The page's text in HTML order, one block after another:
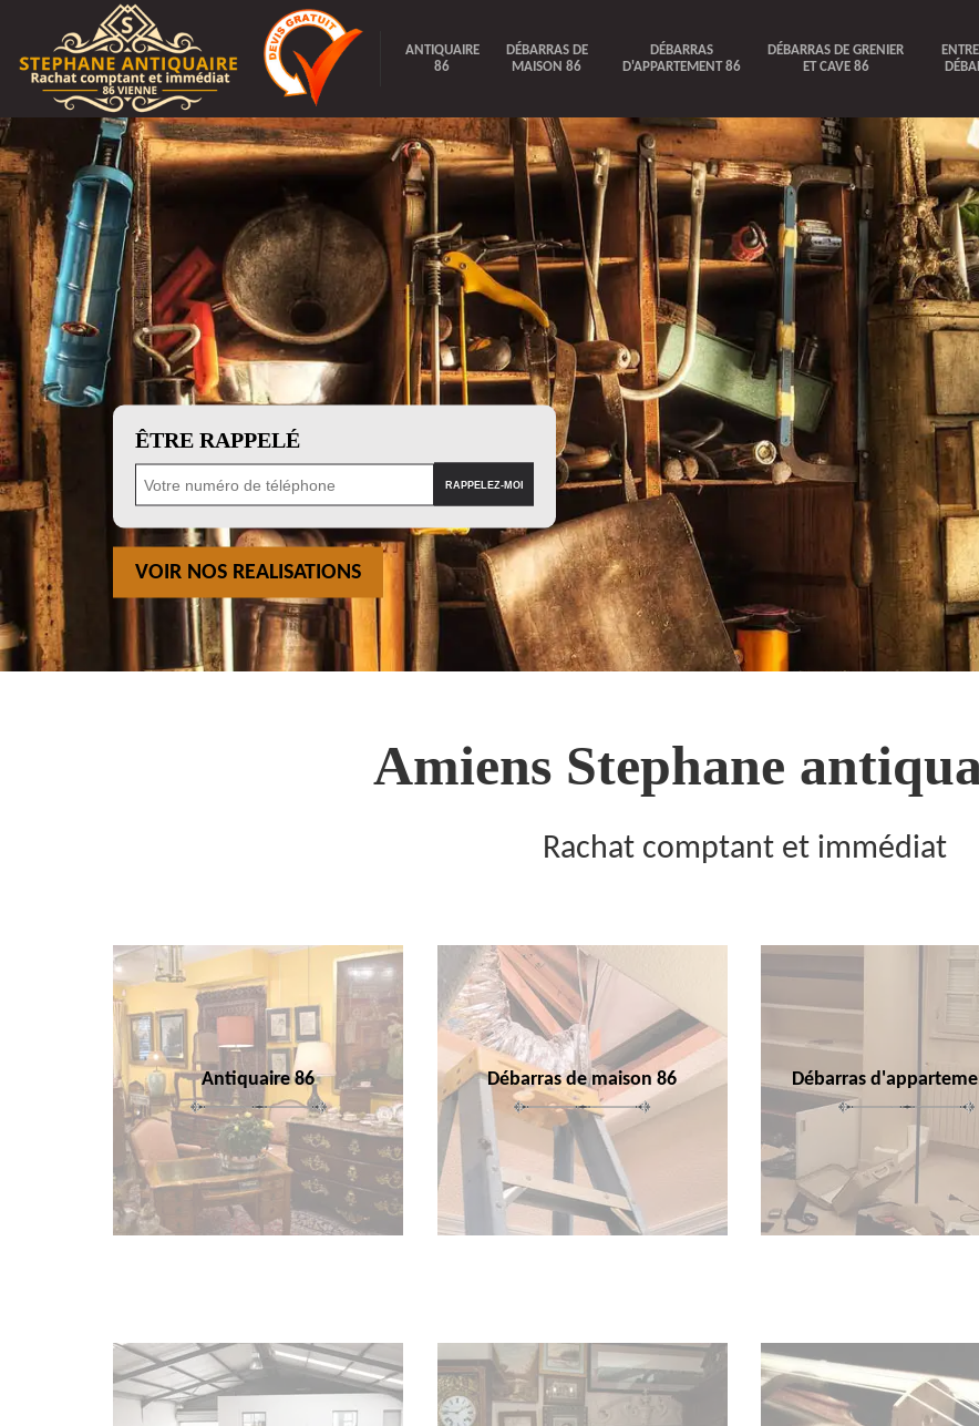
ANTIQUAIRE
86
DÉBARRAS DE
MAISON 86
DÉBARRAS
D'APPARTEMENT 86
DÉBARRAS DE GRENIER
ET CAVE 86
ÊTRE RAPPELÉ
VOIR NOS REALISATIONS
Amiens Stephane
Rachat comptant et immédiat
Antiquaire 86 Débarras de maison 86 Débarras